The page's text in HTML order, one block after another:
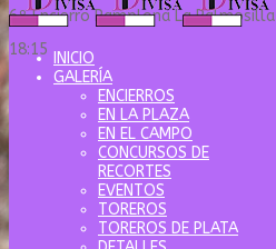
6º Encierro Pamplona La Palmosilla
18:15
INICIO
GALERÍA
ENCIERROS
EN LA PLAZA
EN EL CAMPO
CONCURSOS DE
RECORTES
EVENTOS
TOREROS
TOREROS DE PLATA